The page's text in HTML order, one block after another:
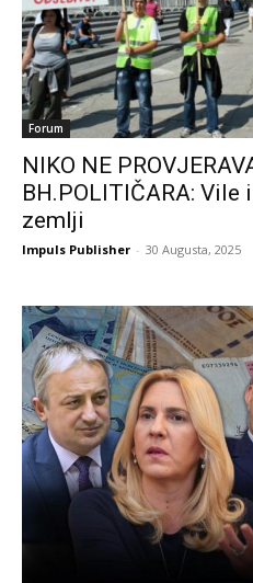
Forum
NIKO NE
BH.POLITIČARA: Vile
zemlji
Impuls Publisher - 30 Augusta, 2025